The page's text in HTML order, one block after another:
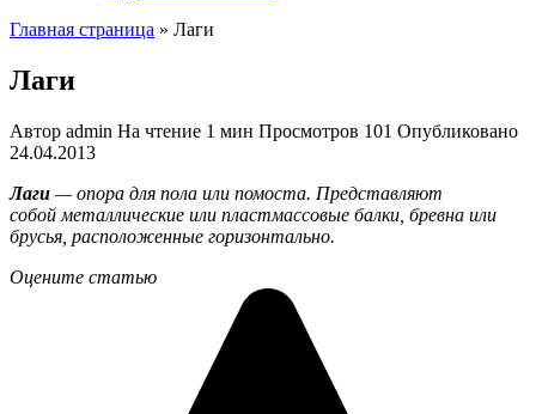
Главная страница » Лаги
Лаги
Автор admin На чтение 1 мин Просмотров 101 Опубликовано
24.04.2013
Лаги — опора для пола или помоста. Представляют
собой металлические или пластмассовые балки, бревна или
брусья, расположенные горизонтально.
Оцените статью